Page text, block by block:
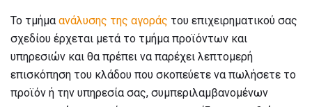
Το τμήμα ανάλυσης της αγοράς του επιχειρηματικού σας
σχεδίου έρχεται μετά το τμήμα προϊόντων και
υπηρεσιών και θα πρέπει να παρέχει λεπτομερή
επισκόπηση του κλάδου που σκοπεύετε να πωλήσετε το
προϊόν ή την υπηρεσία σας, συμπεριλαμβανομένων